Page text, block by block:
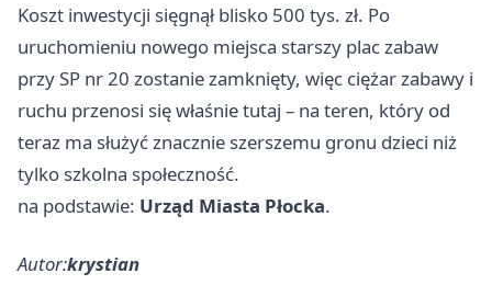
Koszt inwestycji sięgnął blisko 500 tys. zł. Po
uruchomieniu nowego miejsca starszy plac zabaw
przy SP nr 20 zostanie zamknięty, więc ciężar zabawy i
ruchu przenosi się właśnie tutaj – na teren, który od
teraz ma służyć znacznie szerszemu gronu dzieci niż
tylko szkolna społeczność.
na podstawie: Urząd Miasta Płocka.
Autor:krystian